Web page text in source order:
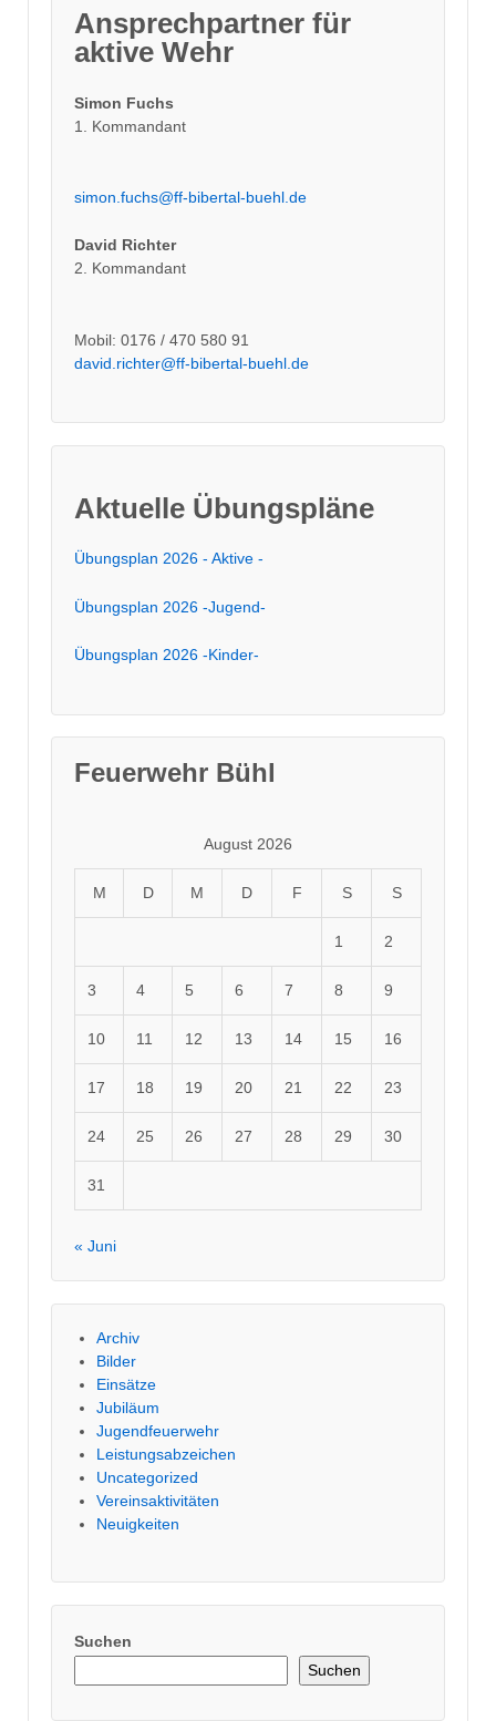
Ansprechpartner für
aktive Wehr
Simon Fuchs
1. Kommandant
simon.fuchs@ff-bibertal-buehl.de
David Richter
2. Kommandant
Mobil: 0176 / 470 580 91
david.richter@ff-bibertal-buehl.de
Aktuelle Übungspläne
Übungsplan 2026 - Aktive -
Übungsplan 2026 -Jugend-
Übungsplan 2026 -Kinder-
Feuerwehr Bühl
August 2026
M D M D F S S
1 2
3 4 5 6 7 8 9
10 11 12 13 14 15 16
17 18 19 20 21 22 23
24 25 26 27 28 29 30
31
« Juni
Archiv
Bilder
Einsätze
Jubiläum
Jugendfeuerwehr
Leistungsabzeichen
Uncategorized
Vereinsaktivitäten
Neuigkeiten
Suchen
Suchen